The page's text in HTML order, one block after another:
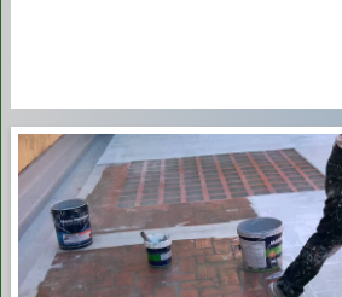
Nhiều đơn vị cũng áp dụng mức giá
xe hút cho các hộ gia đình hoặc bể nhỏ:
STT
Loại Xe Hút
(Dung tích)
Giá
Khảo